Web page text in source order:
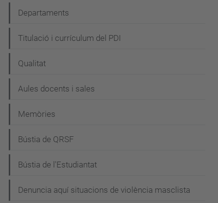
Departaments
Titulació i currículum del PDI
Qualitat
Aules docents i sales
Memòries
Bústia de QRSF
Bústia de l'Estudiantat
Denuncia aquí situacions de violència masclista